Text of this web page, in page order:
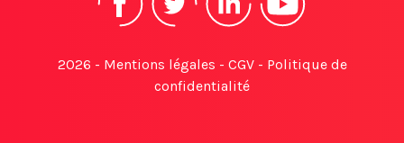
2026 - Mentions légales - CGV- Politique de
confidentialité